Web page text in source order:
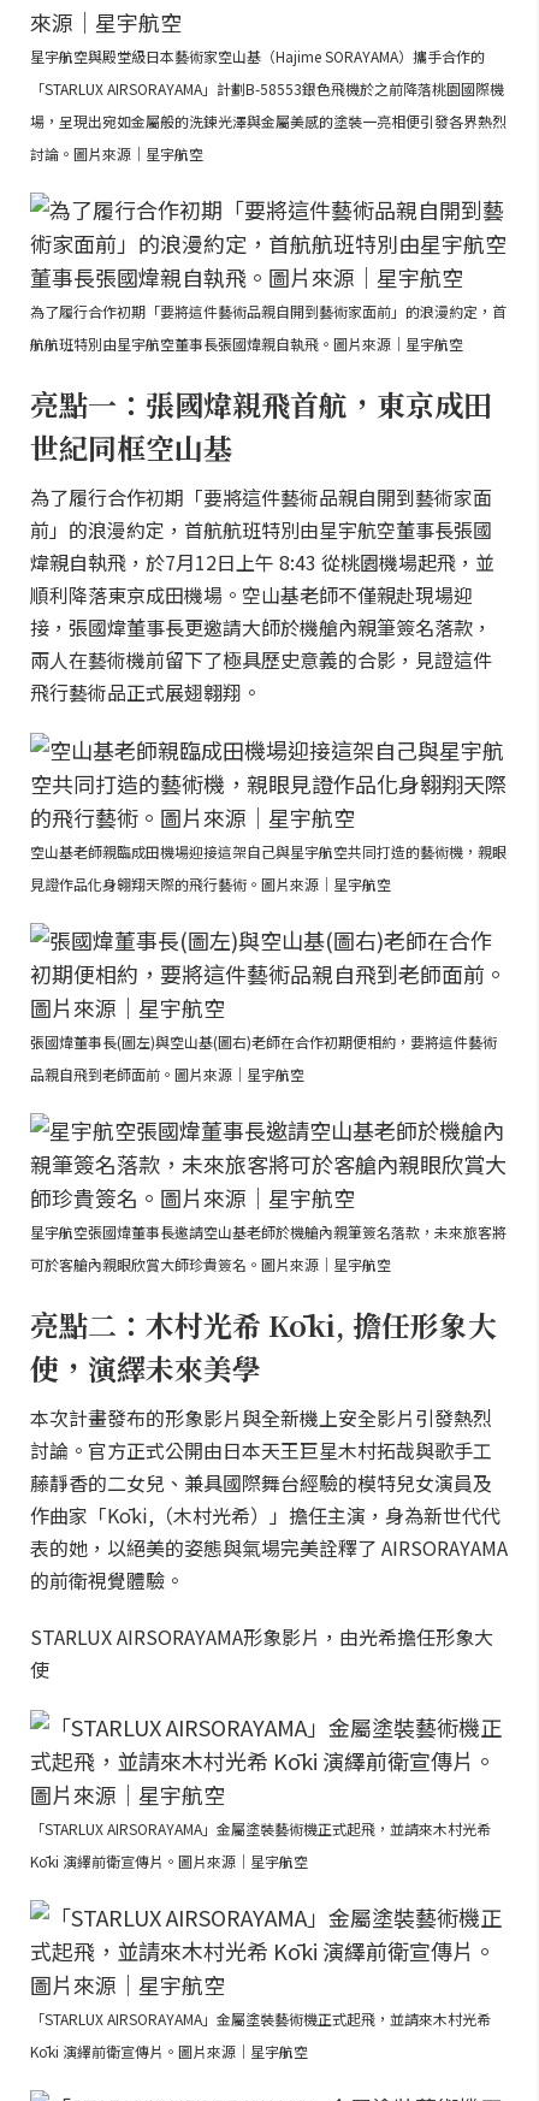
星宇航空與殿堂級日本藝術家空山基（Hajime SORAYAMA）攜手合作的
「STARLUX AIRSORAYAMA」計劃B-58553銀色飛機於之前降落桃園國際機
場，呈現出宛如金屬般的洗鍊光澤與金屬美感的塗裝一亮相便引發各界熱烈
討論。圖片來源｜星宇航空
為了履行合作初期「要將這件藝術品親自開到藝術家面前」的浪漫約定，首
航航班特別由星宇航空董事長張國煒親自執飛。圖片來源｜星宇航空
亮點一：張國煒親飛首航，東京成田
世紀同框空山基
為了履行合作初期「要將這件藝術品親自開到藝術家面
前」的浪漫約定，首航航班特別由星宇航空董事長張國
煒親自執飛，於7月12日上午 8:43 從桃園機場起飛，並
順利降落東京成田機場。空山基老師不僅親赴現場迎
接，張國煒董事長更邀請大師於機艙內親筆簽名落款，
兩人在藝術機前留下了極具歷史意義的合影，見證這件
飛行藝術品正式展翅翱翔。
空山基老師親臨成田機場迎接這架自己與星宇航空共同打造的藝術機，親眼
見證作品化身翱翔天際的飛行藝術。圖片來源｜星宇航空
張國煒董事長(圖左)與空山基(圖右)老師在合作初期便相約，要將這件藝術
品親自飛到老師面前。圖片來源｜星宇航空
星宇航空張國煒董事長邀請空山基老師於機艙內親筆簽名落款，未來旅客將
可於客艙內親眼欣賞大師珍貴簽名。圖片來源｜星宇航空
亮點二：木村光希 Kōki, 擔任形象大
使，演繹未來美學
本次計畫發布的形象影片與全新機上安全影片引發熱烈
討論。官方正式公開由日本天王巨星木村拓哉與歌手工
藤靜香的二女兒、兼具國際舞台經驗的模特兒女演員及
作曲家「Kōki,（木村光希）」擔任主演，身為新世代代
表的她，以絕美的姿態與氣場完美詮釋了 AIRSORAYAMA
的前衛視覺體驗。
STARLUX AIRSORAYAMA形象影片，由光希擔任形象大
使
「STARLUX AIRSORAYAMA」金屬塗裝藝術機正式起飛，並請來木村光希
Kōki 演繹前衛宣傳片。圖片來源｜星宇航空
「STARLUX AIRSORAYAMA」金屬塗裝藝術機正式起飛，並請來木村光希
Kōki 演繹前衛宣傳片。圖片來源｜星宇航空